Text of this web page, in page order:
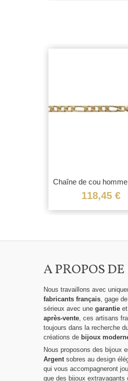
Chaîne de cou
or...
118,45 €
A PROPOS
Nous travaillons avec
fabricants français, gage
sérieux avec une garantie
après-vente, ces artisans
toujours dans la recherche
créations de bijoux
Nous proposons des bijoux
Argentsobres au design
qui vous accompagneront
que des bijoux extravagants